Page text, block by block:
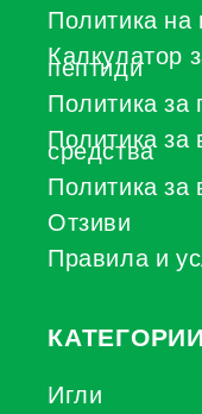
Политика
Калкулатор
пептиди
Политика за
Политика за
средства
Политика
Отзиви
Правила и
КАТЕГОРИИ
Игли